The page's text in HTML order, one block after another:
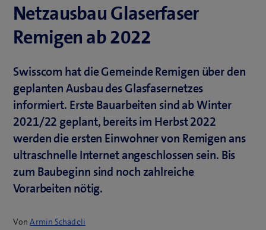
Netzausbau Glaserfaser
Remigen ab 2022
Swisscom hat die Gemeinde Remigen über den
geplanten Ausbau des Glasfasernetzes
informiert. Erste Bauarbeiten sind ab Winter
2021/22 geplant, bereits im Herbst 2022
werden die ersten Einwohner von Remigen ans
ultraschnelle Internet angeschlossen sein. Bis
zum Baubeginn sind noch zahlreiche
Vorarbeiten nötig.
VonArmin Schädeli